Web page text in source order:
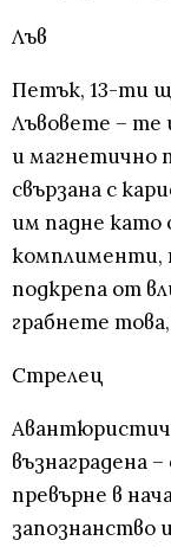
Лъв
Петък, 13-ти
Лъвовете – те
и магнетично
свързана с
им падне като
комплименти,
подкрепа от
грабнете
Стрелец
възнаградена
превърне в
запознанство